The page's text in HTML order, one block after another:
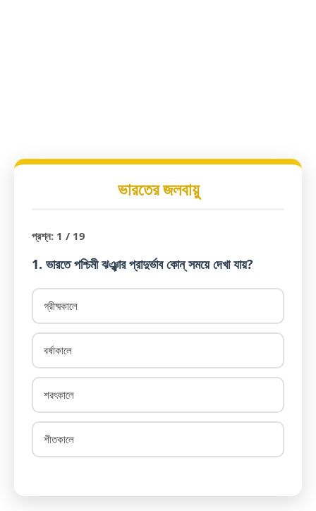
ভারতের জলবায়ু
প্রশ্ন: 1 / 19
1. ভারতে পশ্চিমী ঝঞ্ঝার প্রাদুর্ভাব কোন্ সময়ে দেখা যায়?
গ্রীষ্মকালে
বর্ষাকালে
শরৎকালে
শীতকালে